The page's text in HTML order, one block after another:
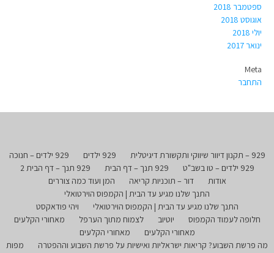
ספטמבר 2018
אוגוסט 2018
יולי 2018
ינואר 2017
Meta
התחבר
929 – תקנון דיוור שיווקי ותקשורת דיגיטלית 929 ילדים
929 ילדים – חנוכה
929 ילדים – טו בשב"ט
929 תנך – דף הבית
929 תנך – דף הבית 2
אודות
דור – תוכניות קריאה
המן ועוד כמה צוררים
התנך שלנו מגיע עד הבית | הקמפוס הוירטואלי
התנך שלנו מגיע עד הבית | הקמפוס הוירטואלי
ויהי פודאקסט
חלופה לעמוד הקמפוס
יוטיוב לצמוח מתוך הערפל
מאחורי הקלעים
מאחורי הקלעים
מאחורי הקלעים
מה פרשת השבוע? קריאות ישראליות ואישיות על פרשת השבוע וההפטרה
מפות